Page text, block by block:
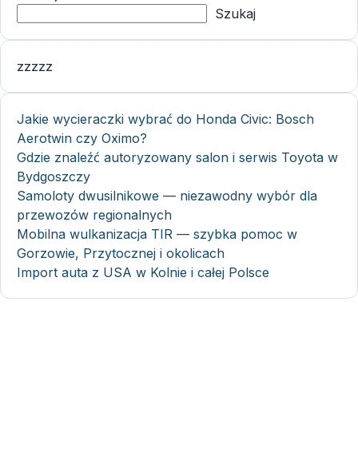
Szukaj
zzzzz
Jakie wycieraczki wybrać do Honda Civic: Bosch
Aerotwin czy Oximo?
Gdzie znaleźć autoryzowany salon i serwis Toyota w
Bydgoszczy
Samoloty dwusilnikowe — niezawodny wybór dla
przewozów regionalnych
Mobilna wulkanizacja TIR — szybka pomoc w
Gorzowie, Przytocznej i okolicach
Import auta z USA w Kolnie i całej Polsce